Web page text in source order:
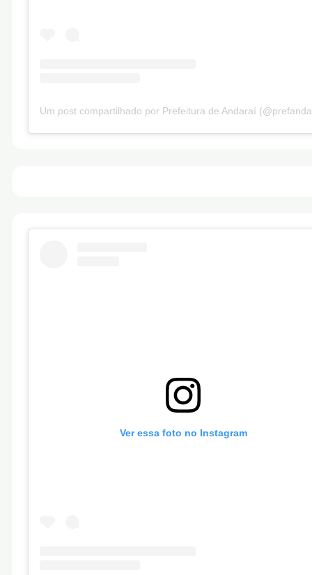
Um post compartilhado por Prefeitura de Andaraí
Ver essa foto no Instagram